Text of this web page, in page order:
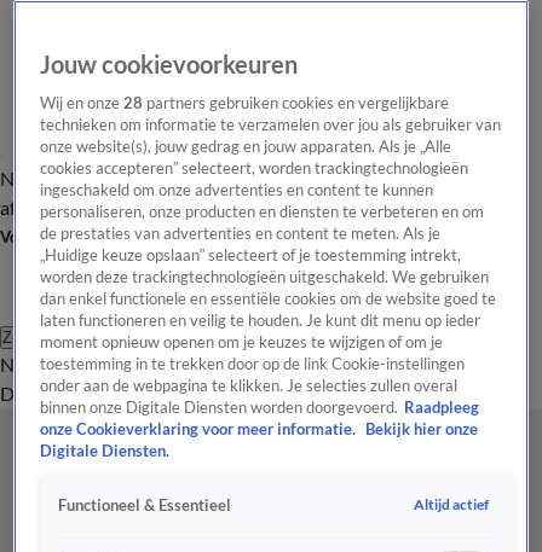
Nieuws van de DagOpinie van de Dag Onze categorieën Laatste
afleveringVideo's Nieuws van de Dag Podcast
Volg Nieuws van de Dag
Zoeken
Nieuws van de DagOpinie van de
Dag
Video'sUitzendingen PodcastPanelContact
Jouw cookievoorkeuren
Wij en onze28 partners gebruiken cookies en vergelijkbare
technieken om informatie te verzamelen over jou als gebruiker van
onze website(s), jouw gedrag en jouw apparaten. Als je „Alle
cookies accepteren” selecteert, worden trackingtechnologieën
ingeschakeld om onze advertenties en content te kunnen
personaliseren, onze producten en diensten te verbeteren en om
de prestaties van advertenties en content te meten. Als je
„Huidige keuze opslaan” selecteert of je toestemming intrekt,
worden deze trackingtechnologieën uitgeschakeld. We gebruiken
dan enkel functionele en essentiële cookies om de website goed te
laten functioneren en veilig te houden. Je kunt dit menu op ieder
moment opnieuw openen om je keuzes te wijzigen of om je
toestemming in te trekken door op de link Cookie-instellingen
onder aan de webpagina te klikken. Je selecties zullen overal
binnen onze Digitale Diensten worden doorgevoerd. Raadpleeg
onze Cookieverklaring voor meer informatie.
Bekijk hier onze
Digitale Diensten.
Functioneel & Essentieel Altijd actief